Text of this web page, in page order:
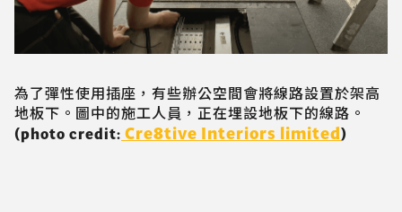
為了彈性使用插座，有些辦公空間會將線路設置於架高
地板下。圖中的施工人員，正在埋設地板下的線路。
(photo credit: Cre8tive Interiors limited)